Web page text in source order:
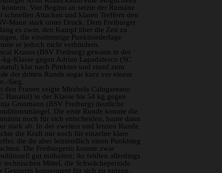
kontern. Von Beginn an setzte der Rumäne
schnellen Attacken und klaren Treffern den
Mann stark unter Druck. Dem Freiburger
es zwar, den Kampf über die Zeit zu
die einstimmige Punktniederlage
er jedoch nicht verhindern.
Krauss (BSV Freiburg) gewann in der
kg-Klasse gegen Adrian Lapadatescu (SC
klar nach Punkten und stand zum
der dritten Runde sogar kurz vor einem
Sieg.
den Frauen zeigte Mirabela Calugareano
Banatul) in der Klasse bis 54 kg gegen
Grosmann (BSV Freiburg) deutliche
Die erste Runde konnte die
noch für sich entscheiden, baute dann
stark ab. In der zweiten und letzten Runde
die Kraft nur noch für einzelne klare
die ihr aber letztendlich einen Punktsieg
Die Freiburgerin konnte zwar
gut mithalten; ihr fehlten allerdings
technischen Mittel, die Schwächeperiode
Gegnerin konsequent für sich zu nutzen.